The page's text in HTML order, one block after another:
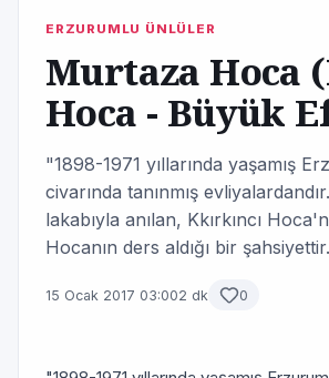
ERZURUMLU ÜNLÜLER
Murtaza Hoca
Hoca - Büyük
"1898-1971 yıllarında yaşamış
civarında tanınmış
lakabıyla anılan, Kkırkıncı
Hocanın ders aldığı bir
15 Ocak 2017 03:002 dk 0